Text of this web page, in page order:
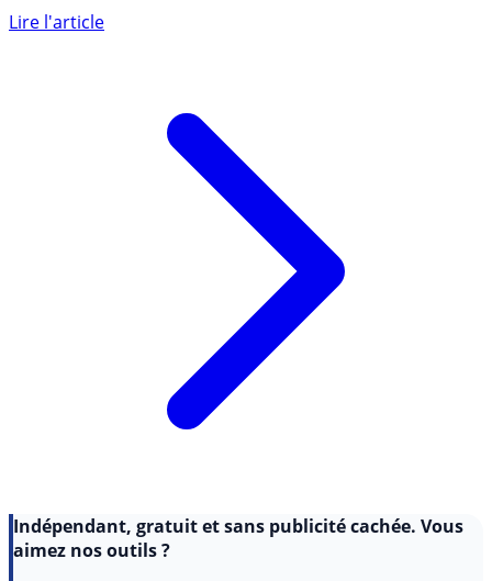
d’étrennes est fréquent. Ces présents d’usage ne sont